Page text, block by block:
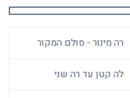
רה מינור - סולם המקור
לה קטן עד רה שני